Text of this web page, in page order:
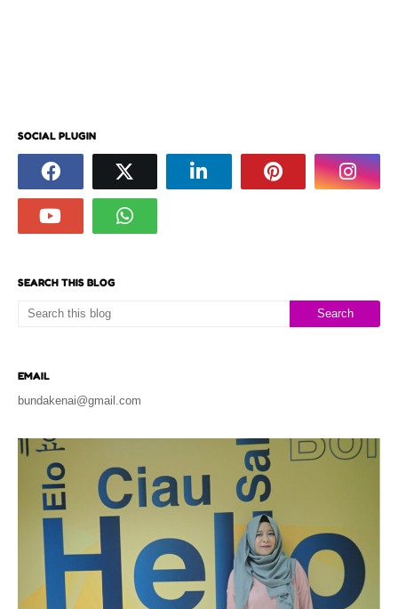
SOCIAL PLUGIN
SEARCH THIS BLOG
EMAIL
bundakenai@gmail.com